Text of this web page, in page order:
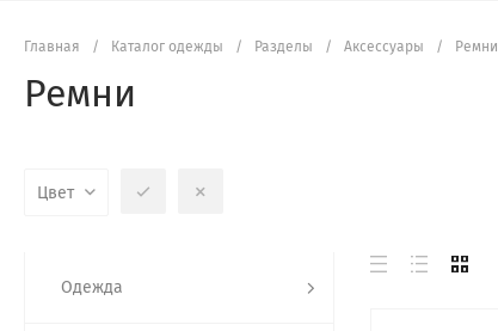
Главная / Каталог одежды / Разделы / Аксессуары / Ремни
Ремни
Цвет
Одежда